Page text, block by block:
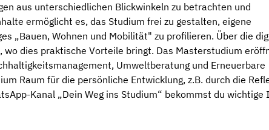
aus unterschiedlichen Blickwinkeln zu betrachten und
ermöglicht es, das Studium frei zu gestalten, eigene
„Bauen, Wohnen und Mobilität" zu profilieren. Über die
dies praktische Vorteile bringt. Das Masterstudium
Umweltberatung und Erneuerbare
Raum für die persönliche Entwicklung, z.B. durch die
Kanal „Dein Weg ins Studium“ bekommst du wichtige